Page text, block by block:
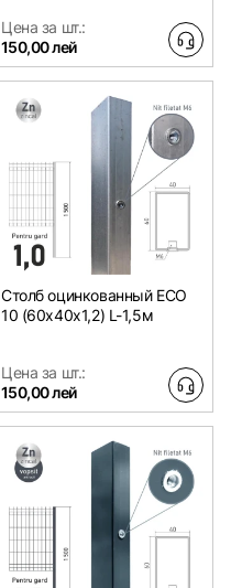
Цена за шт.:
150,00 лей
Столб оцинкованный ЕСО
10 (60х40x1,2) L-1,5м
Цена за шт.:
150,00 лей